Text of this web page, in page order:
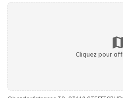
Cliquez pour